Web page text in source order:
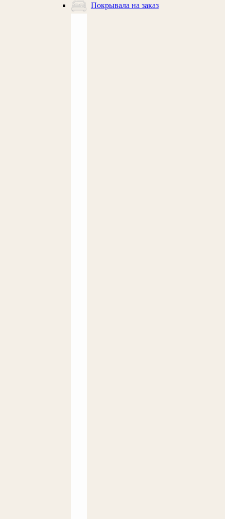
Покрывала на заказ